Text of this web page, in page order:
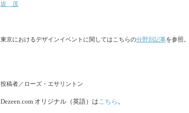
坂 茂
東京におけるデザインイベントに関してはこちらの分野別記事を参照。
投稿者／ローズ・エサリントン
Dezeen.com オリジナル（英語）はこちら 。